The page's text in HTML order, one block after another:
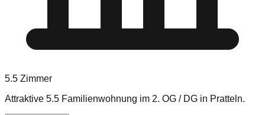
5.5 Zimmer
Attraktive 5.5 Familienwohnung im 2. OG / DG in Pratteln.